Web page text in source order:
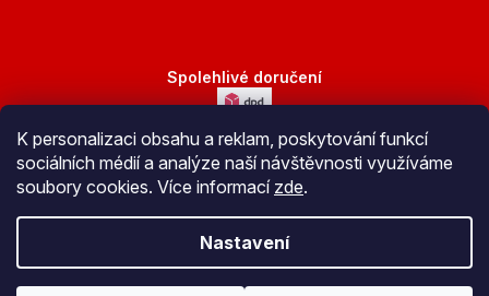
K personalizaci obsahu a reklam, poskytování funkcí
sociálních médií a analýze naší návštěvnosti využíváme
soubory cookies. Více informací zde.
Nastavení
Spolehlivé doručení
Bezpečná platba
Vytvořil Shoptet